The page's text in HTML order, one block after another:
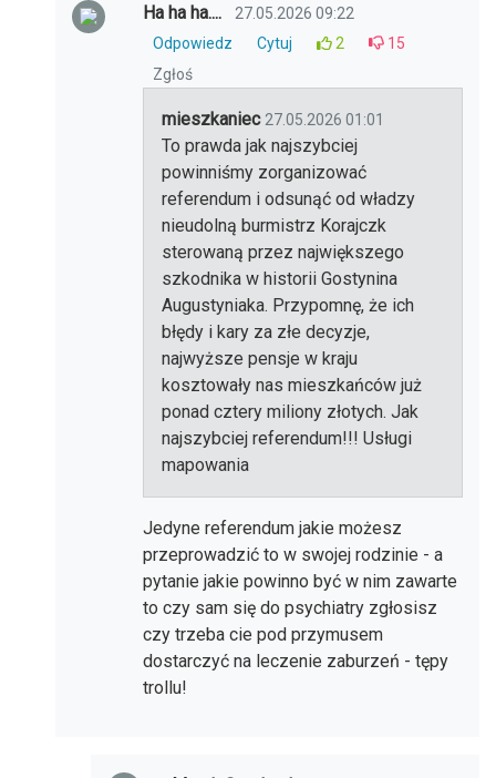
Ha ha ha....
27.05.2026 09:22
Odpowiedz
Cytuj 2
15
Zgłoś
mieszkaniec 27.05.2026 01:01
To prawda jak najszybciej
powinniśmy zorganizować
referendum i odsunąć od władzy
nieudolną burmistrz Korajczk
sterowaną przez największego
szkodnika w historii Gostynina
Augustyniaka. Przypomnę, że ich
błędy i kary za złe decyzje,
najwyższe pensje w kraju
kosztowały nas mieszkańców już
ponad cztery miliony złotych. Jak
najszybciej referendum!!! Usługi
mapowania
Jedyne referendum jakie możesz
przeprowadzić to w swojej rodzinie - a
pytanie jakie powinno być w nim zawarte
to czy sam się do psychiatry zgłosisz
czy trzeba cie pod przymusem
dostarczyć na leczenie zaburzeń - tępy
trollu!